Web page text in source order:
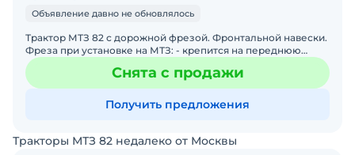
Объявление давно не обновлялось
Трактор МТЗ 82 с дорожной фрезой. Фронтальной навески.
Фреза при установке на МТЗ: - крепится на переднюю
навеску и оператору полностью видна работа оборудов
Снята с продажи
Получить предложения
Тракторы МТЗ 82 недалеко от Москвы